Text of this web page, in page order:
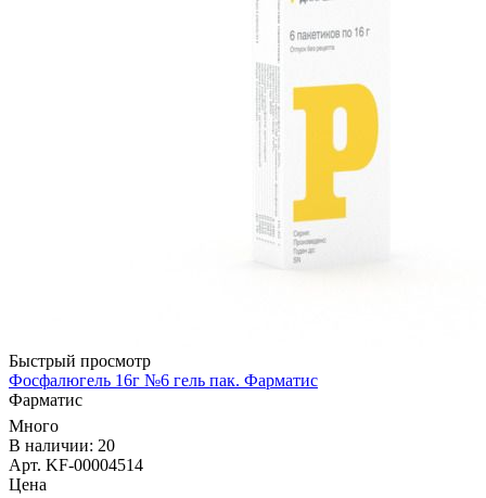
Быстрый просмотр
Фосфалюгель 16г №6 гель пак. Фарматис
Фарматис
Много
В наличии: 20
Арт. KF-00004514
Цена